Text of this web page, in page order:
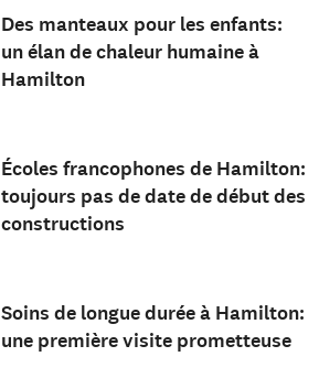
Des manteaux pour les enfants:
un élan de chaleur humaine à
Hamilton
Écoles francophones de Hamilton:
toujours pas de date de début des
constructions
Soins de longue durée à Hamilton:
une première visite prometteuse